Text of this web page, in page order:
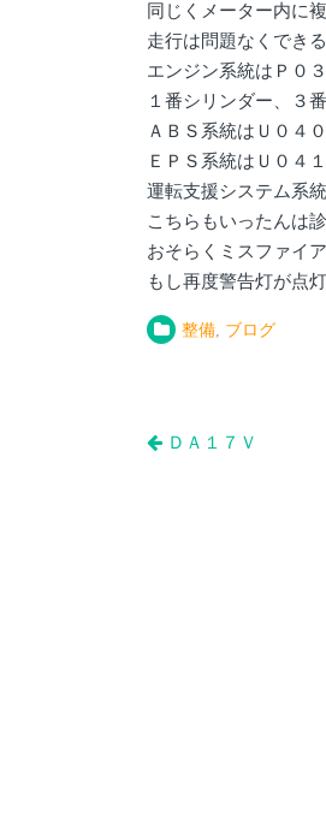
同じくメーター内に
走行は問題なくでき
エンジン系統はＰ０
１番シリンダー、３
ＡＢＳ系統はＵ０４
ＥＰＳ系統はＵ０４
運転支援システム系
こちらもいったんは
おそらくミスファイ
もし再度警告灯が点
整備, ブログ
投ＤＡ１７Ｖ